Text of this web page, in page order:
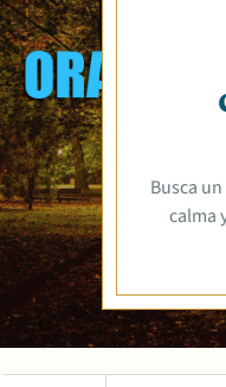
Busca
calma